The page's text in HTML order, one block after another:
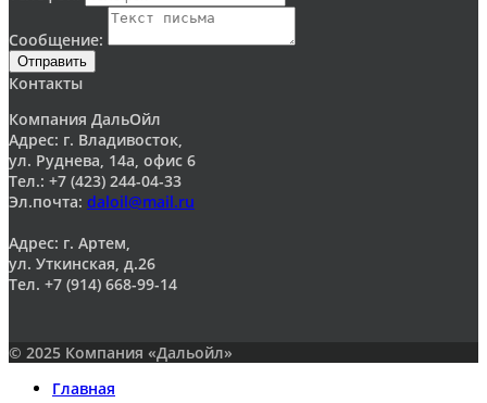
Сообщение:
Отправить
Контакты
Компания ДальОйл
Адрес: г. Владивосток,
ул. Руднева, 14а, офис 6
Тел.: +7 (423) 244-04-33
Эл.почта: daloil@mail.ru
Адрес: г. Артем,
ул. Уткинская, д.26
Тел. +7 (914) 668-99-14
© 2025 Компания «Дальойл»
Главная